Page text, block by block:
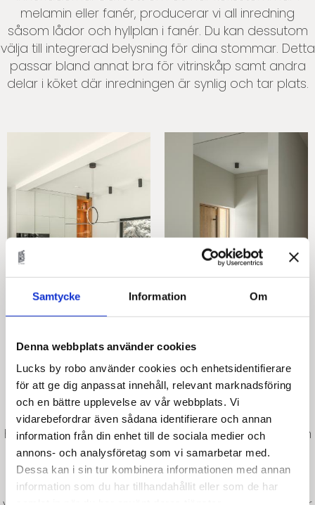
Samtycke Information Om
Denna webbplats använder cookies
Lucks by robo använder cookies och enhetsidentifierare
för att ge dig anpassat innehåll, relevant marknadsföring
och en bättre upplevelse av vår webbplats. Vi
vidarebefordrar även sådana identifierare och annan
information från din enhet till de sociala medier och
annons- och analysföretag som vi samarbetar med.
Dessa kan i sin tur kombinera informationen med annan
information som du har tillhandahållit eller som de har
melamin eller fanér, producerar vi all inredning
såsom lådor och hyllplan i fanér. Du kan dessutom
välja till integrerad belysning för dina stommar. Detta
passar bland annat bra för vitrinskåp samt andra
delar i köket där inredningen är synlig och tar plats.
Förutom till kök, passar våra stommar
till förvaringslösningar i både hall och badrum. I
hallen har en platsbyggd bänk byggts, tillverkad i en
stomme av melamin tillsammans med utdragbara
lådor för förvaring. I badrummet har vi byggt
högskåp i melamin med fronter som smälter in i